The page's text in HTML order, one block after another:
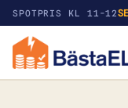
SPOTPRIS KL 11-12